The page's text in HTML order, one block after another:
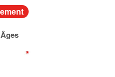
Âges